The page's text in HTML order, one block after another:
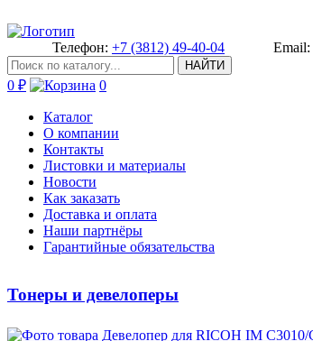
Телефон: +7 (3812) 49-40-04 Email:
НАЙТИ
0 ₽ 0
Каталог
О компании
Контакты
Листовки и материалы
Новости
Как заказать
Доставка и оплата
Наши партнёры
Гарантийные обязательства
Тонеры и девелоперы